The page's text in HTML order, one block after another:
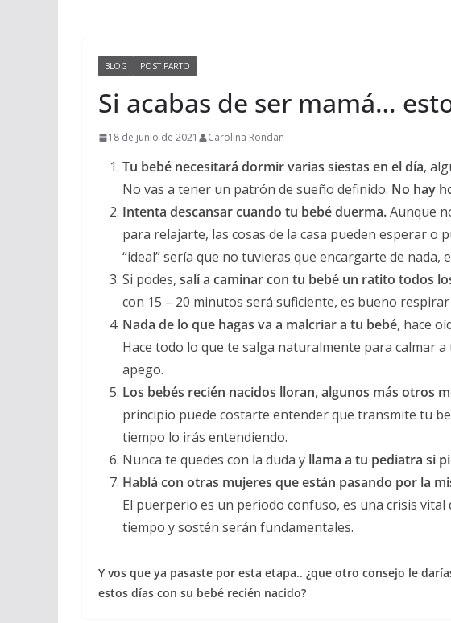
BLOG POST PARTO
Si acabas de ser mamá…
18 de junio de 2021 Carolina Rondan
Tu bebé necesitará dormir varias siestas en el día,
No vas a tener un patrón de sueño definido. No hay
Intenta descansar cuando tu bebé duerma.Aunque
para relajarte, las cosas de la casa pueden esperar o
“ideal” sería que no tuvieras que encargarte de nada,
Si podes, salí a caminar con tu bebé un ratito todos
con 15 – 20 minutos será suficiente, es bueno
Nada de lo que hagas va a malcriar a tu bebé, hace
Hace todo lo que te salga naturalmente para calmar
apego.
Los bebés recién nacidos lloran, algunos más otros
principio puede costarte entender que transmite tu
tiempo lo irás entendiendo.
Nunca te quedes con la duda y llama a tu pediatra si
Hablá con otras mujeres que están pasando por la
El puerperio es un periodo confuso, es una crisis
tiempo y sostén serán fundamentales.
Y vos que ya pasaste por esta etapa.. ¿que otro consejo le
estos días con su bebé recién nacido?